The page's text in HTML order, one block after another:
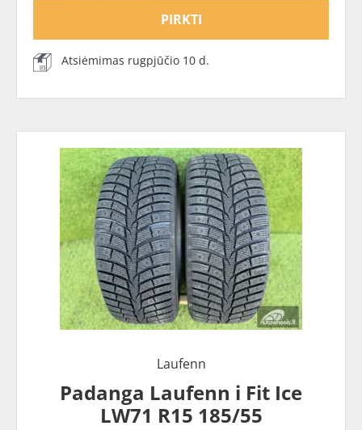
PIRKTI
Atsiėmimas rugpjūčio 10 d.
Laufenn
Padanga Laufenn i Fit Ice
LW71 R15 185/55